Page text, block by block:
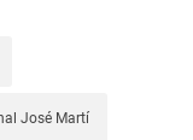
José Martí